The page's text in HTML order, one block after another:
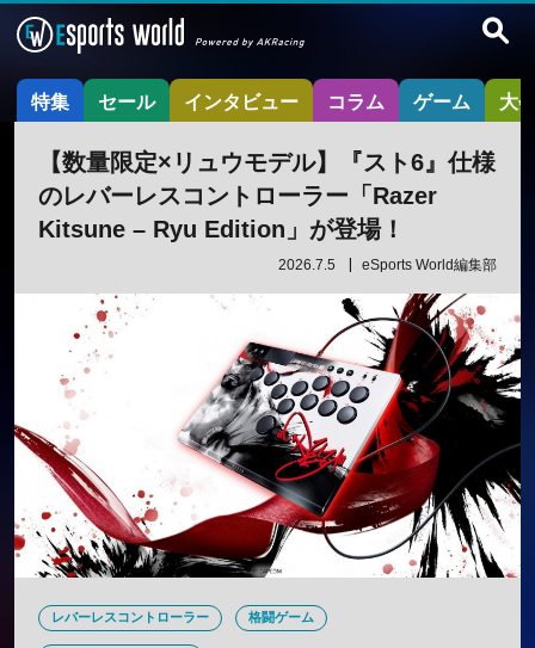
特集 セール インタビュー コラム ゲーム 大
【数量限定×リュウモデル】『スト6』仕様
のレバーレスコントローラー「Razer
Kitsune – Ryu Edition」が登場！
2026.7.5 eSports World編集部
レバーレスコントローラー 格闘ゲーム